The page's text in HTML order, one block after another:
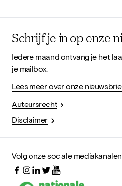
Schrijf je in op onze
Iedere maand ontvang je het
je mailbox.
Lees meer over onze
Auteursrecht
Disclaimer
Volg onze sociale